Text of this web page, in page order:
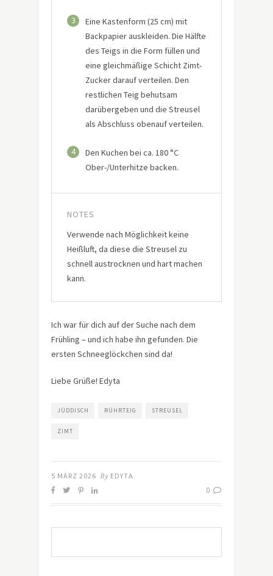
3
Eine Kastenform (25 cm) mit
Backpapier auskleiden. Die Hälfte
des Teigs in die Form füllen und
eine gleichmäßige Schicht Zimt-
Zucker darauf verteilen. Den
restlichen Teig behutsam
darübergeben und die Streusel
als Abschluss obenauf verteilen.
4
Den Kuchen bei ca. 180 °C
Ober-/Unterhitze backen.
NOTES
Verwende nach Möglichkeit keine
Heißluft, da diese die Streusel zu
schnell austrocknen und hart machen
kann.
Ich war für dich auf der Suche nach dem
Frühling – und ich habe ihn gefunden. Die
ersten Schneeglöckchen sind da!
Liebe Grüße! Edyta
JÜDDISCH RÜHRTEIG STREUSEL
ZIMT
5 MÄRZ 2026 By EDYTA
0